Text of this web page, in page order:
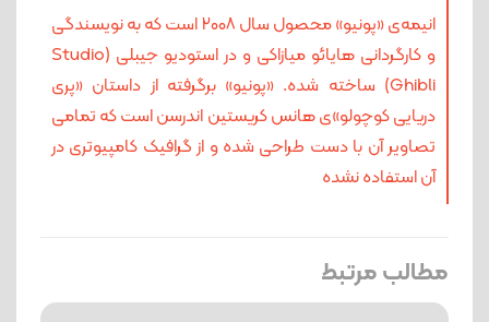
انیمه‌ی «پونیو» محصول سال ۲۰۰۸ است که به نویسندگی
و کارگردانی هایائو میازاکی و در استودیو جیبلی (Studio
Ghibli) ساخته شده. «پونیو» برگرفته از داستان «پری
دریایی کوچولو»ی هانس کریستین اندرسن است که تمامی
تصاویر آن با دست طراحی شده و از گرافیک کامپیوتری در
آن استفاده نشده
مطالب مرتبط